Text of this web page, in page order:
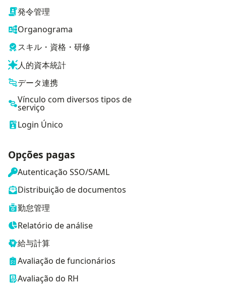
発令管理
Organograma
スキル・資格・研修
人的資本統計
データ連携
Vínculo com diversos tipos de
serviço
Login Único
Opções pagas
Autenticação SSO/SAML
Distribuição de documentos
勤怠管理
Relatório de análise
給与計算
Avaliação de funcionários
Avaliação do RH